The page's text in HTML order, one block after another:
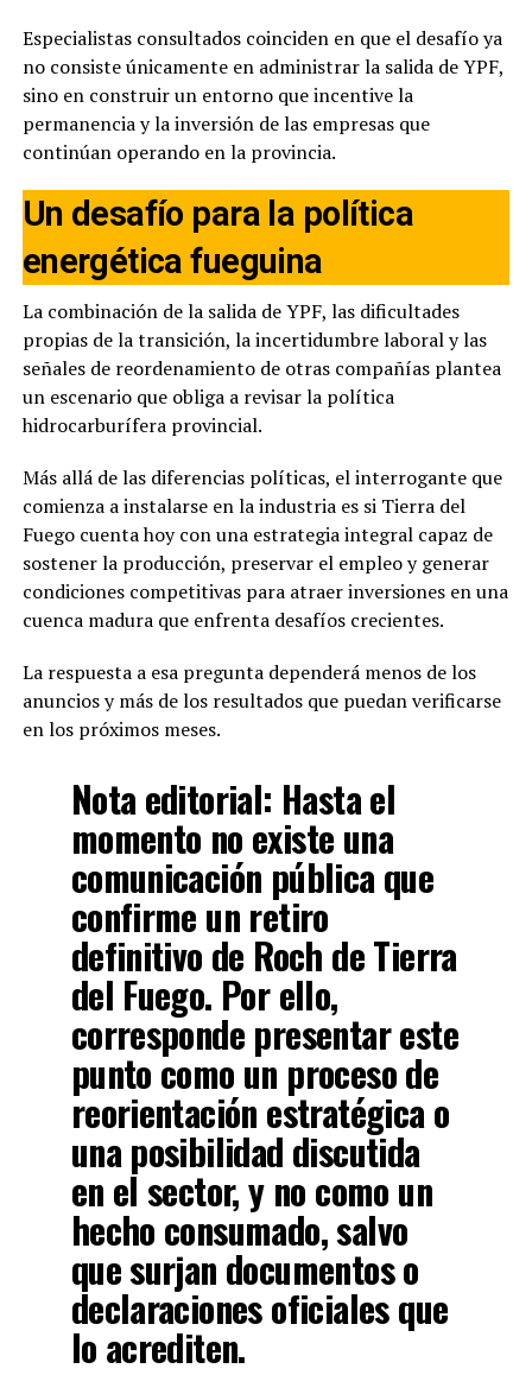
Especialistas consultados coinciden en que el desafío ya
no consiste únicamente en administrar la salida de YPF,
sino en construir un entorno que incentive la
permanencia y la inversión de las empresas que
continúan operando en la provincia.
Un desafío para la política
energética fueguina
La combinación de la salida de YPF, las dificultades
propias de la transición, la incertidumbre laboral y las
señales de reordenamiento de otras compañías plantea
un escenario que obliga a revisar la política
hidrocarburífera provincial.
Más allá de las diferencias políticas, el interrogante que
comienza a instalarse en la industria es si Tierra del
Fuego cuenta hoy con una estrategia integral capaz de
sostener la producción, preservar el empleo y generar
condiciones competitivas para atraer inversiones en una
cuenca madura que enfrenta desafíos crecientes.
La respuesta a esa pregunta dependerá menos de los
anuncios y más de los resultados que puedan verificarse
en los próximos meses.
Nota editorial: Hasta el
momento no existe una
comunicación pública que
confirme un retiro
definitivo de Roch de Tierra
del Fuego. Por ello,
corresponde presentar este
punto como un proceso de
reorientación estratégica o
una posibilidad discutida
en el sector, y no como un
hecho consumado, salvo
que surjan documentos o
declaraciones oficiales que
lo acrediten.